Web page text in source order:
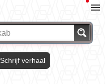
Schrijf verhaal